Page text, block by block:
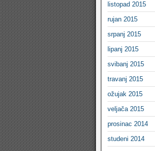
listopad 2015
rujan 2015
srpanj 2015
lipanj 2015
svibanj 2015
travanj 2015
ožujak 2015
veljača 2015
prosinac 2014
studeni 2014